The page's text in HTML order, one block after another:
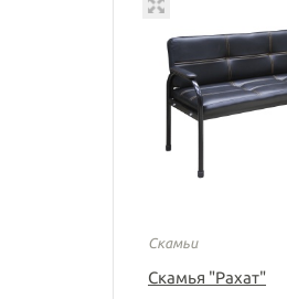
Скамьи
Скамья "Рахат"